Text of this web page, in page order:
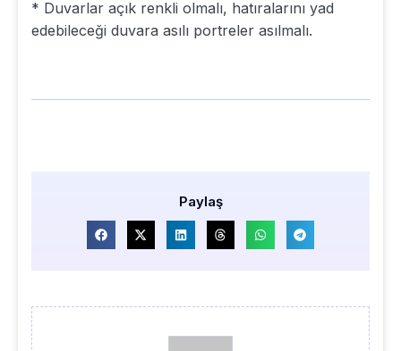
* Duvarlar açık renkli olmalı, hatıralarını yad
edebileceği duvara asılı portreler asılmalı.
Paylaş